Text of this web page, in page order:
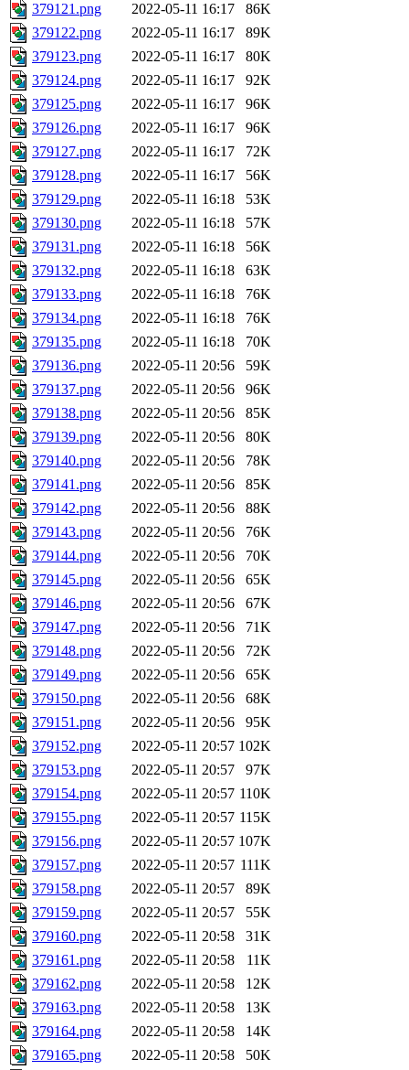
379121.png
2022-05-11 16:17
86K
379122.png
2022-05-11 16:17
89K
379123.png
2022-05-11 16:17
80K
379124.png
2022-05-11 16:17
92K
379125.png
2022-05-11 16:17
96K
379126.png
2022-05-11 16:17
96K
379127.png
2022-05-11 16:17
72K
379128.png
2022-05-11 16:17
56K
379129.png
2022-05-11 16:18
53K
379130.png
2022-05-11 16:18
57K
379131.png
2022-05-11 16:18
56K
379132.png
2022-05-11 16:18
63K
379133.png
2022-05-11 16:18
76K
379134.png
2022-05-11 16:18
76K
379135.png
2022-05-11 16:18
70K
379136.png
2022-05-11 20:56
59K
379137.png
2022-05-11 20:56
96K
379138.png
2022-05-11 20:56
85K
379139.png
2022-05-11 20:56
80K
379140.png
2022-05-11 20:56
78K
379141.png
2022-05-11 20:56
85K
379142.png
2022-05-11 20:56
88K
379143.png
2022-05-11 20:56
76K
379144.png
2022-05-11 20:56
70K
379145.png
2022-05-11 20:56
65K
379146.png
2022-05-11 20:56
67K
379147.png
2022-05-11 20:56
71K
379148.png
2022-05-11 20:56
72K
379149.png
2022-05-11 20:56
65K
379150.png
2022-05-11 20:56
68K
379151.png
2022-05-11 20:56
95K
379152.png
2022-05-11 20:57 102K
379153.png
2022-05-11 20:57
97K
379154.png
2022-05-11 20:57 110K
379155.png
2022-05-11 20:57 115K
379156.png
2022-05-11 20:57 107K
379157.png
2022-05-11 20:57 111K
379158.png
2022-05-11 20:57
89K
379159.png
2022-05-11 20:57
55K
379160.png
2022-05-11 20:58
31K
379161.png
2022-05-11 20:58
11K
379162.png
2022-05-11 20:58
12K
379163.png
2022-05-11 20:58
13K
379164.png
2022-05-11 20:58
14K
379165.png
2022-05-11 20:58
50K